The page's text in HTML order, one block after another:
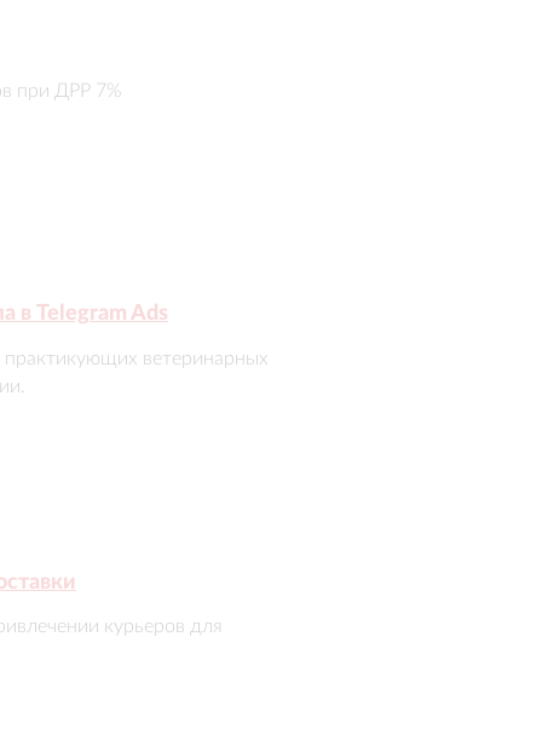
при ДРР 7%
в Telegram Ads
практикующих ветеринарных
курьеров для